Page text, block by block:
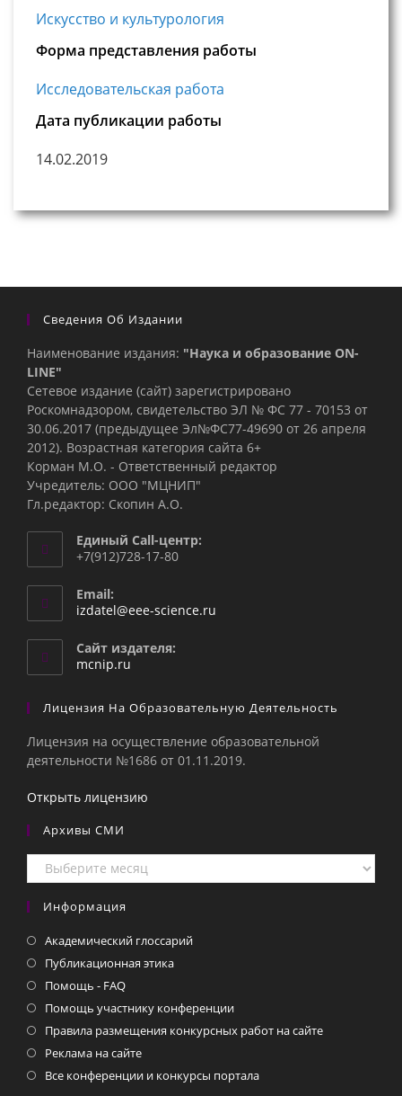
Искусство и культурология
Форма представления работы
Исследовательская работа
Дата публикации работы
14.02.2019
Сведения Об Издании
Наименование издания: "Наука и образование ON-
LINE"
Сетевое издание (сайт) зарегистрировано
Роскомнадзором, свидетельство ЭЛ № ФС 77 - 70153 от
30.06.2017 (предыдущее Эл№ФC77-49690 от 26 апреля
2012). Возрастная категория сайта 6+
Корман М.О. - Ответственный редактор
Учредитель: ООО "МЦНИП"
Гл.редактор: Скопин А.О.
Единый Call-центр:
+7(912)728-17-80
Email:
izdatel@eee-science.ru
Сайт издателя:
mcnip.ru
Лицензия На Образовательную Деятельность
Лицензия на осуществление образовательной
деятельности №1686 от 01.11.2019.
Открыть лицензию
Архивы СМИ
Архивы
СМИ
Информация
Академический глоссарий
Публикационная этика
Помощь - FAQ
Помощь участнику конференции
Правила размещения конкурсных работ на сайте
Реклама на сайте
Все конференции и конкурсы портала